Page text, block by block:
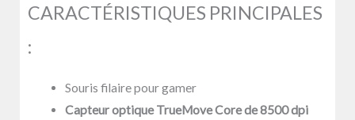
CARACTÉRISTIQUES PRINCIPALES
:
Souris filaire pour gamer
Capteur optique TrueMove Core de 8500 dpi